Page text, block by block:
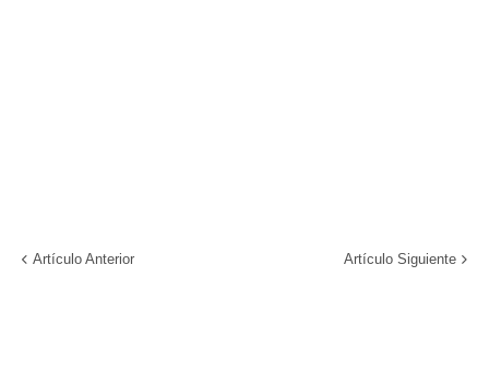
Artículo Anterior Artículo Siguiente